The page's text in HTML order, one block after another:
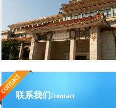
联系我们/contact